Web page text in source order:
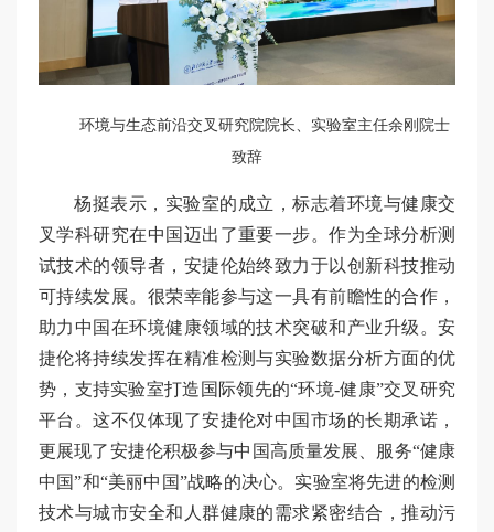
环境与生态前沿交叉研究院院长、实验室主任余刚院士
致辞
杨挺表示，实验室的成立，标志着环境与健康交
叉学科研究在中国迈出了重要一步。作为全球分析测
试技术的领导者，安捷伦始终致力于以创新科技推动
可持续发展。很荣幸能参与这一具有前瞻性的合作，
助力中国在环境健康领域的技术突破和产业升级。安
捷伦将持续发挥在精准检测与实验数据分析方面的优
势，支持实验室打造国际领先的“环境-健康”交叉研究
平台。这不仅体现了安捷伦对中国市场的长期承诺，
更展现了安捷伦积极参与中国高质量发展、服务“健康
中国”和“美丽中国”战略的决心。实验室将先进的检测
技术与城市安全和人群健康的需求紧密结合，推动污